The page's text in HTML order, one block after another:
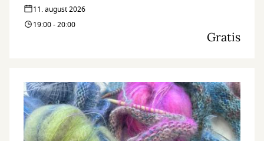
11. august 2026
19:00 - 20:00
Gratis